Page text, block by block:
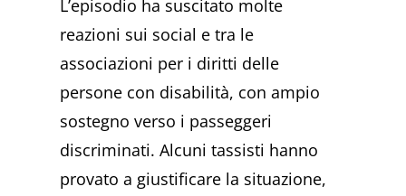
L’episodio ha suscitato molte
reazioni sui social e tra le
associazioni per i diritti delle
persone con disabilità, con ampio
sostegno verso i passeggeri
discriminati. Alcuni tassisti hanno
provato a giustificare la situazione,